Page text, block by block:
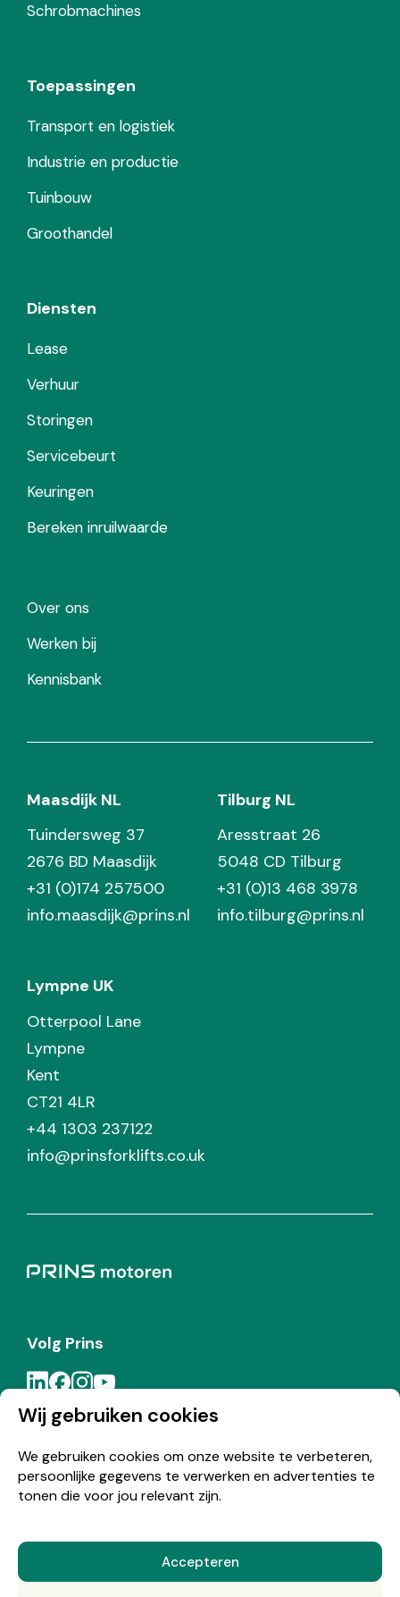
Wij gebruiken cookies
We gebruiken cookies om onze website te verbeteren,
persoonlijke gegevens te verwerken en advertenties te
tonen die voor jou relevant zijn.
Accepteren
Schrobmachines
Toepassingen
Transport en logistiek
Industrie en productie
Tuinbouw
Groothandel
Diensten
Lease
Verhuur
Storingen
Servicebeurt
Keuringen
Bereken inruilwaarde
Over ons
Werken bij
Kennisbank
Maasdijk NL
Tuindersweg 37
2676 BD Maasdijk
+31 (0)174 257500
info.maasdijk@prins.nl
Tilburg NL
Aresstraat 26
5048 CD Tilburg
+31 (0)13 468 3978
info.tilburg@prins.nl
Lympne UK
Otterpool Lane
Lympne
Kent
CT21 4LR
+44 1303 237122
info@prinsforklifts.co.uk
Volg Prins
Meld je aan voor de Prins nieuwsbrief
© Copyright 2026 Prins